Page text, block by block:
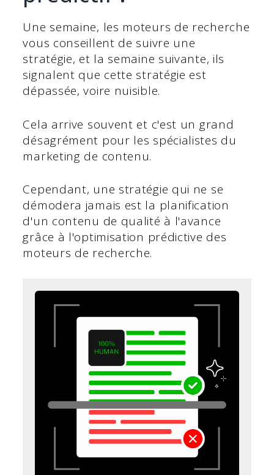
Une semaine, les moteurs de recherche
vous conseillent de suivre une
stratégie, et la semaine suivante, ils
signalent que cette stratégie est
dépassée, voire nuisible.
Cela arrive souvent et c'est un grand
désagrément pour les spécialistes du
marketing de contenu.
Cependant, une stratégie qui ne se
démodera jamais est la planification
d'un contenu de qualité à l'avance
grâce à l'optimisation prédictive des
moteurs de recherche.